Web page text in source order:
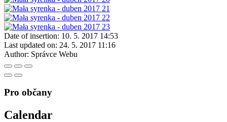
Date of insertion: 10. 5. 2017 14:53
Last updated on: 24. 5. 2017 11:16
Author: Správce Webu
Pro občany
Calendar